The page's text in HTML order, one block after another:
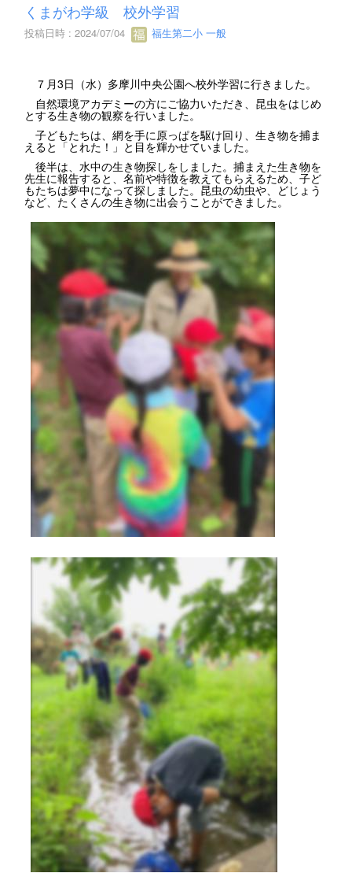
くまがわ学級 校外学習
投稿日時 : 2024/07/04 福生第二小 一般
７月3日（水）多摩川中央公園へ校外学習に行きました。
自然環境アカデミーの方にご協力いただき、昆虫をはじめ
とする生き物の観察を行いました。
子どもたちは、網を手に原っぱを駆け回り、生き物を捕ま
えると「とれた！」と目を輝かせていました。
後半は、水中の生き物探しをしました。捕まえた生き物を
先生に報告すると、名前や特徴を教えてもらえるため、子ど
もたちは夢中になって探しました。昆虫の幼虫や、どじょう
など、たくさんの生き物に出会うことができました。